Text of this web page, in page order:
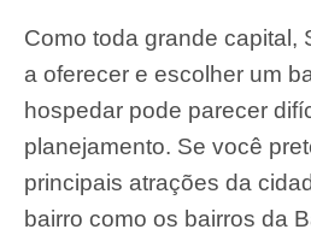
Como toda grande capital,
a oferecer e escolher um
hospedar pode parecer
planejamento. Se você
principais atrações da
bairro como os bairros da